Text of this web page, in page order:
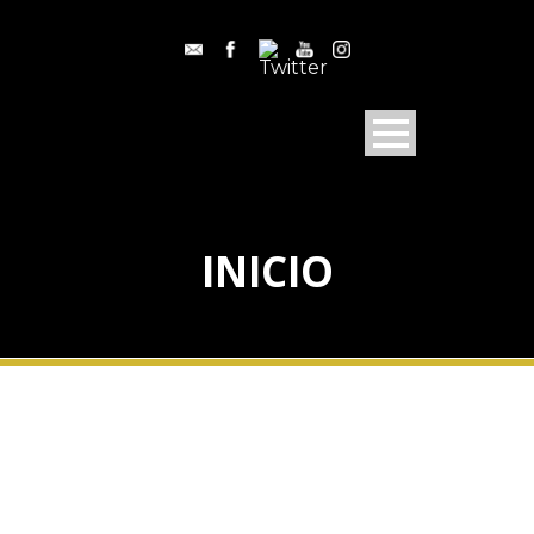
INICIO